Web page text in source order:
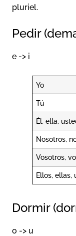
pluriel.
Pedir
e -> i
Yo
Tú
Él, ella,
Nosotros,
Vosotros,
Ellos, ellas,
Dormir
o -> u